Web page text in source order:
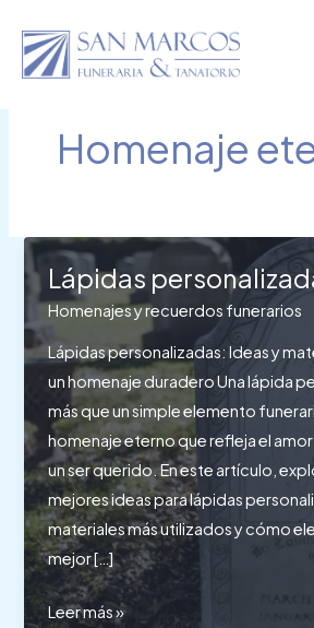
contenido
Homenaje
Lápidas
Homenajes y recuerdos funerarios
Lápidas personalizadas: Ideas y
un homenaje duradero Una lápida
más que un simple elemento
homenaje eterno que refleja el
un ser querido. En este artículo,
mejores ideas para lápidas
materiales más utilizados y cómo
mejor […]
Lápidas
Leer más »